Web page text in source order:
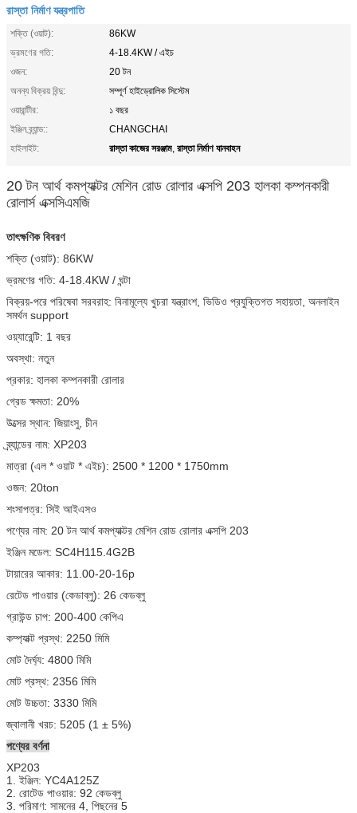
রাস্তা নির্মাণ যন্ত্রপাতি
শক্তি (ওয়াট):
86KW
ভ্রমণের গতি:
4-18.4KW / এইচ
ওজন:
20 টন
অনন্য বিক্রয় বিন্দু:
সম্পূর্ণ হাইড্রোলিক সিস্টেম
ওয়ারান্টীর:
১ বছর
ইঞ্জিন ব্র্যান্ড::
CHANGCHAI
হাইলাইট:
রাস্তা কাজের সরঞ্জাম, রাস্তা নির্মাণ যানবাহন
20 টন আর্থ কমপ্যাক্টর মেশিন রোড রোলার এক্সপি 203 হালকা কম্পনকারী
রোলার্স এক্সসিএমজি
তাৎক্ষণিক বিবরণ
শক্তি (ওয়াট): 86KW
ভ্রমণের গতি: 4-18.4KW / ঘন্টা
বিক্রয়-পরে পরিষেবা সরবরাহ: বিনামূল্যে খুচরা যন্ত্রাংশ, ভিডিও প্রযুক্তিগত সহায়তা, অনলাইন
সমর্থন support
ওয়্যারেন্টি: 1 বছর
অবস্থা: নতুন
প্রকার: হালকা কম্পনকারী রোলার
গ্রেড ক্ষমতা: 20%
উত্সের স্থান: জিয়াংসু, চীন
ব্র্যান্ডের নাম: XP203
মাত্রা (এল * ওয়াট * এইচ): 2500 * 1200 * 1750mm
ওজন: 20ton
শংসাপত্র: সিই আইএসও
পণ্যের নাম: 20 টন আর্থ কমপ্যাক্টর মেশিন রোড রোলার এক্সপি 203
ইঞ্জিন মডেল: SC4H115.4G2B
টায়ারের আকার: 11.00-20-16p
রেটেড পাওয়ার (কেডাব্লু): 26 কেডব্লু
গ্রাউন্ড চাপ: 200-400 কেপিএ
কম্প্যাক্ট প্রস্থ: 2250 মিমি
মোট দৈর্ঘ্য: 4800 মিমি
মোট প্রস্থ: 2356 মিমি
মোট উচ্চতা: 3330 মিমি
জ্বালানী খরচ: 5205 (1 ± 5%)
পণ্যের বর্ণনা
XP203
1. ইঞ্জিন: YC4A125Z
2. রোটেড পাওয়ার: 92 কেডব্লু
3. পরিমাণ: সামনের 4, পিছনের 5